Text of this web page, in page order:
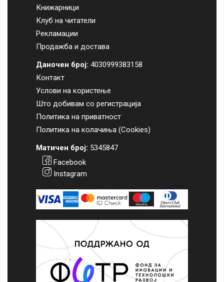
Книжарници
Клуб на читатели
Рекламации
Продажба и достава
Даночен број: 4030999383158
Контакт
Услови на користење
Што добивам со регистрација
Политика на приватност
Политика на колачиња (Cookies)
Матичен број: 5345847
Facebook
Instagram